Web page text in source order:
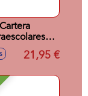
Cartera
MOOS
21,95 €